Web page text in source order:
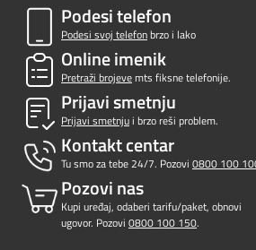
Podesi telefon
Podesi svoj telefonbrzo i lako
Online imenik
Pretraži brojevemts fiksne telefonije.
Prijavi smetnju
Prijavi smetnjui brzo reši problem.
Kontakt centar
Tu smo za tebe 24/7. Pozovi 0800 100
Pozovi nas
Kupi uređaj, odaberi tarifu/paket, obnovi
ugovor. Pozovi 0800 100 150.